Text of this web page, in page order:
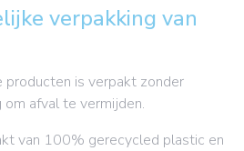
verpakking van
producten is verpakt zonder
afval te vermijden.
van 100% gerecycled plastic en